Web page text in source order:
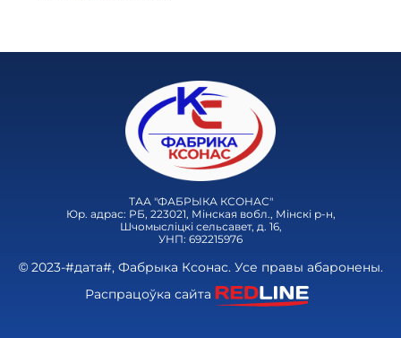
ТАА "ФАБРЫКА КСОНАС"
Юр. адрас: РБ, 223021, Мінская вобл., Мінскі р-н,
Шчомысліцкі сельсавет, д. 16,
УНП: 692215976
© 2023-#дата#, Фабрыка Ксонас. Усе правы абаронены.
Распрацоўка сайта